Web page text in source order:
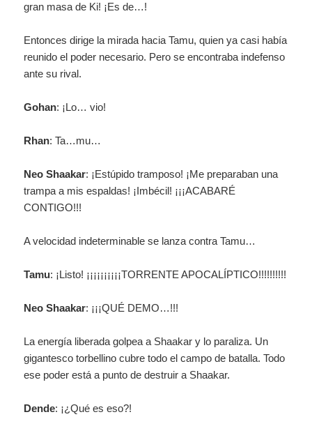
gran masa de Ki! ¡Es de…!
Entonces dirige la mirada hacia Tamu, quien ya casi había
reunido el poder necesario. Pero se encontraba indefenso
ante su rival.
Gohan: ¡Lo… vio!
Rhan: Ta…mu…
Neo Shaakar: ¡Estúpido tramposo! ¡Me preparaban una
trampa a mis espaldas! ¡Imbécil! ¡¡¡ACABARÉ
CONTIGO!!!
A velocidad indeterminable se lanza contra Tamu…
Tamu: ¡Listo! ¡¡¡¡¡¡¡¡¡¡TORRENTE APOCALÍPTICO!!!!!!!!!!
Neo Shaakar: ¡¡¡QUÉ DEMO…!!!
La energía liberada golpea a Shaakar y lo paraliza. Un
gigantesco torbellino cubre todo el campo de batalla. Todo
ese poder está a punto de destruir a Shaakar.
Dende: ¡¿Qué es eso?!